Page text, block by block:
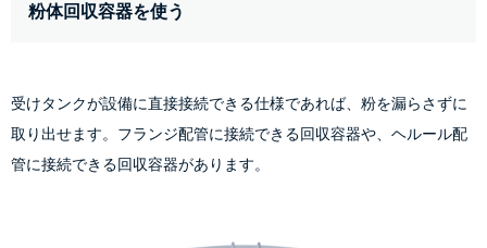
粉体回収容器を使う
受けタンクが設備に直接接続できる仕様であれば、粉を漏らさずに
取り出せます。フランジ配管に接続できる回収容器や、ヘルール配
管に接続できる回収容器があります。